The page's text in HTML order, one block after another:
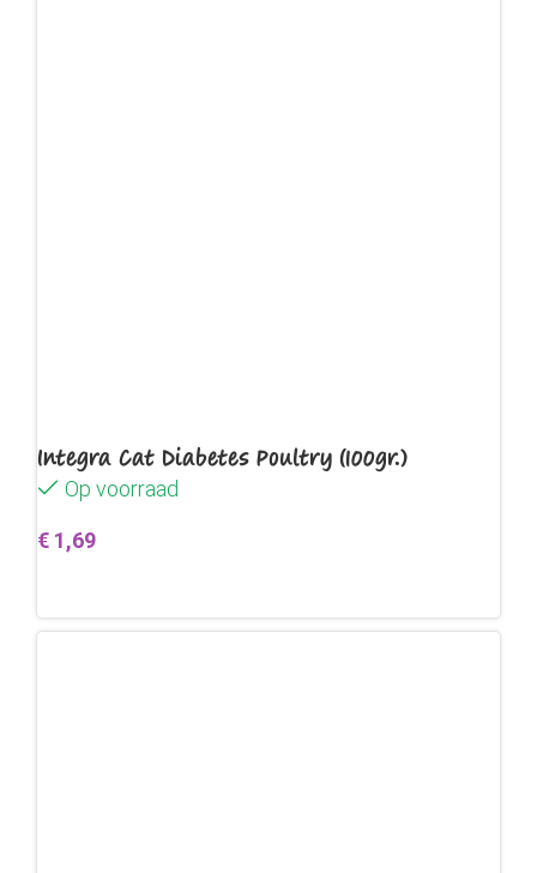
Integra Cat Diabetes Poultry (100gr.)
Op voorraad
€ 1,69